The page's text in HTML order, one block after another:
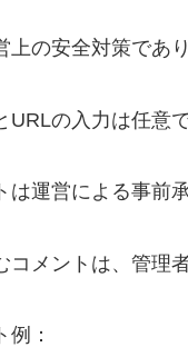
上の安全対策であ
URLの入力は任意で
は運営による事前
コメントは、管理
：